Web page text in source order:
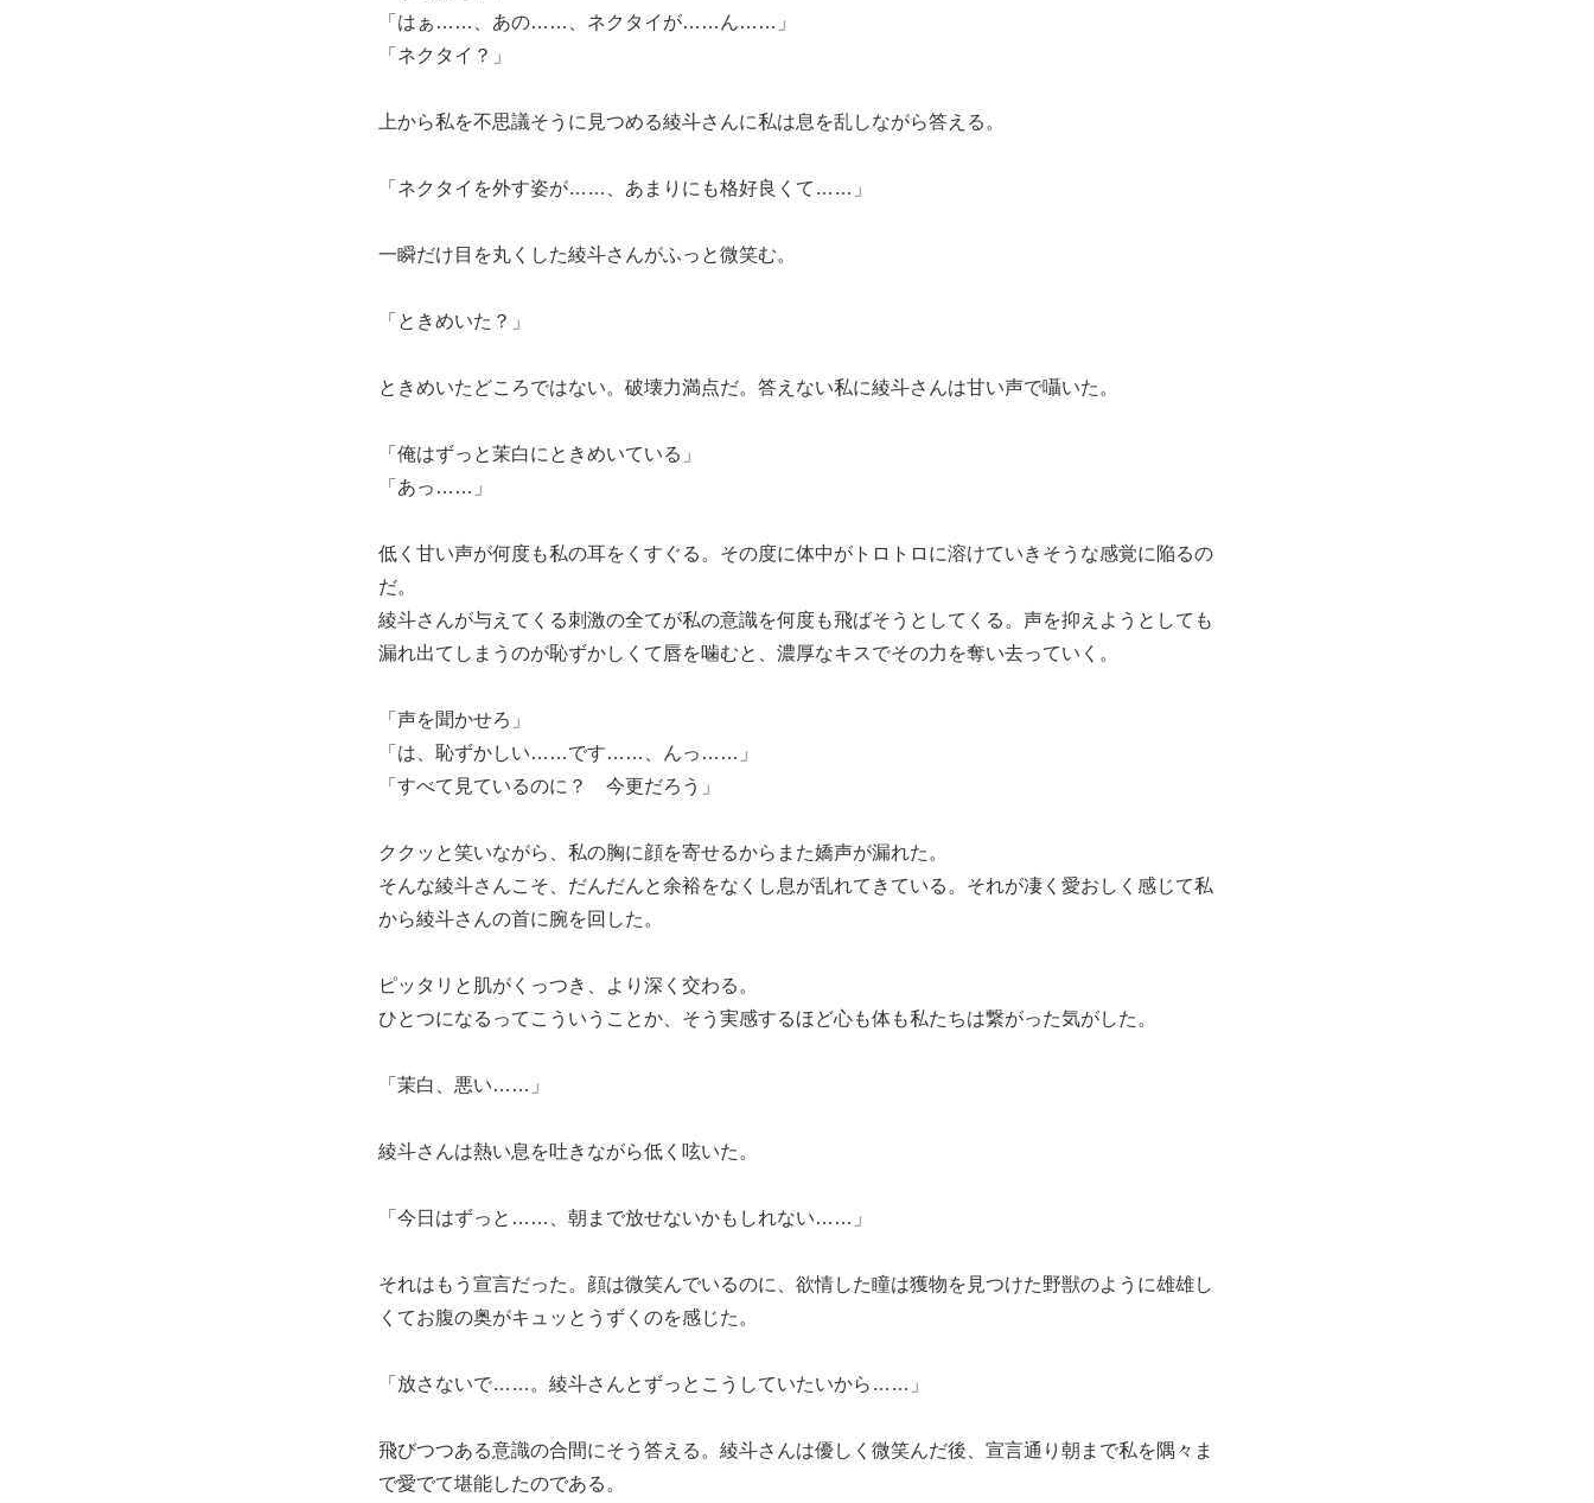
「はぁ……、あの……、ネクタイが……ん……」
「ネクタイ？」
上から私を不思議そうに見つめる綾斗さんに私は息を乱しながら答える。
「ネクタイを外す姿が……、あまりにも格好良くて……」
一瞬だけ目を丸くした綾斗さんがふっと微笑む。
「ときめいた？」
ときめいたどころではない。破壊力満点だ。答えない私に綾斗さんは甘い声で囁いた。
「俺はずっと茉白にときめいている」
「あっ……」
低く甘い声が何度も私の耳をくすぐる。その度に体中がトロトロに溶けていきそうな感覚に陥るの
だ。
綾斗さんが与えてくる刺激の全てが私の意識を何度も飛ばそうとしてくる。声を抑えようとしても
漏れ出てしまうのが恥ずかしくて唇を噛むと、濃厚なキスでその力を奪い去っていく。
「声を聞かせろ」
「は、恥ずかしい……です……、んっ……」
「すべて見ているのに？ 今更だろう」
ククッと笑いながら、私の胸に顔を寄せるからまた嬌声が漏れた。
そんな綾斗さんこそ、だんだんと余裕をなくし息が乱れてきている。それが凄く愛おしく感じて私
から綾斗さんの首に腕を回した。
ピッタリと肌がくっつき、より深く交わる。
ひとつになるってこういうことか、そう実感するほど心も体も私たちは繋がった気がした。
「茉白、悪い……」
綾斗さんは熱い息を吐きながら低く呟いた。
「今日はずっと……、朝まで放せないかもしれない……」
それはもう宣言だった。顔は微笑んでいるのに、欲情した瞳は獲物を見つけた野獣のように雄雄し
くてお腹の奥がキュッとうずくのを感じた。
「放さないで……。綾斗さんとずっとこうしていたいから……」
飛びつつある意識の合間にそう答える。綾斗さんは優しく微笑んだ後、宣言通り朝まで私を隅々ま
で愛でて堪能したのである。